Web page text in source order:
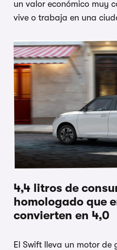
un valor económico muy
vive o trabaja en una
4,4 litros de
homologado que
convierten en 4,0
El Swift lleva un motor de